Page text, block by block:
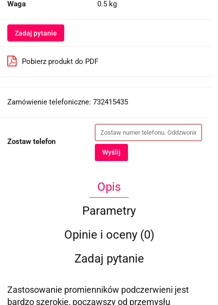
Waga 0.5 kg
Zadaj pytanie
Pobierz produkt do PDF
Zamówienie telefoniczne: 732415435
Zostaw telefon
Wyślij
Opis
Parametry
Opinie i oceny (0)
Zadaj pytanie
Zastosowanie promienników podczerwieni jest
bardzo szerokie, począwszy od przemysłu